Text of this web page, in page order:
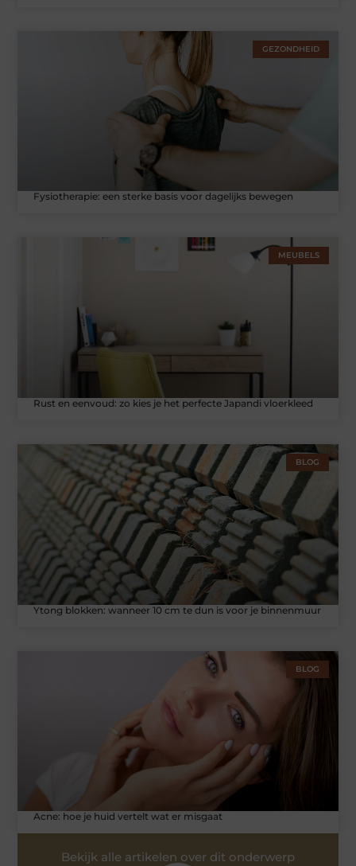
GEZONDHEID
Fysiotherapie: een sterke basis voor dagelijks bewegen
MEUBELS
Rust en eenvoud: zo kies je het perfecte Japandi vloerkleed
BLOG
Ytong blokken: wanneer 10 cm te dun is voor je binnenmuur
BLOG
Acne: hoe je huid vertelt wat er misgaat
Bekijk alle artikelen over dit onderwerp